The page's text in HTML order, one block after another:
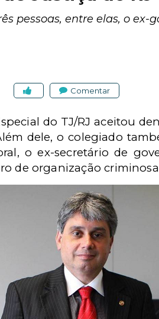
pessoas, entre elas, o ex-
Comentar
do TJ/RJ aceitou
dele, o colegiado
o ex-secretário de
de organização